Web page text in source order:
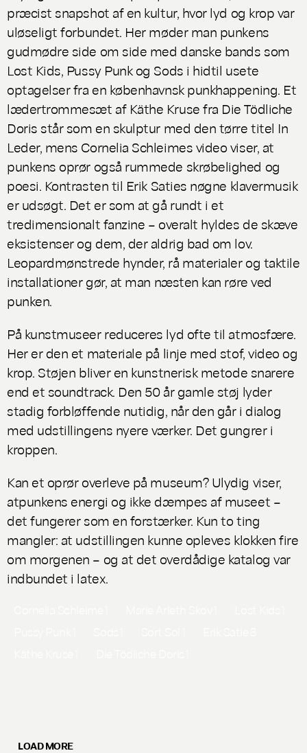
præcist snapshot af en kultur, hvor lyd og krop var
uløseligt forbundet. Her møder man punkens
gudmødre side om side med danske bands som
Lost Kids, Pussy Punk og Sods i hidtil usete
optagelser fra en københavnsk punkhappening. Et
lædertrommesæt af Käthe Kruse fra Die Tödliche
Doris står som en skulptur med den tørre titel In
Leder, mens Cornelia Schleimes video viser, at
punkens oprør også rummede skrøbelighed og
poesi. Kontrasten til Erik Saties nøgne klavermusik
er udsøgt. Det er som at gå rundt i et
tredimensionalt fanzine – overalt hyldes de skæve
eksistenser og dem, der aldrig bad om lov.
Leopardmønstrede hynder, rå materialer og taktile
installationer gør, at man næsten kan røre ved
punken.
På kunstmuseer reduceres lyd ofte til atmosfære.
Her er den et materiale på linje med stof, video og
krop. Støjen bliver en kunstnerisk metode snarere
end et soundtrack. Den 50 år gamle støj lyder
stadig forbløffende nutidig, når den går i dialog
med udstillingens nyere værker. Det gungrer i
kroppen.
Kan et oprør overleve på museum?Ulydig viser,
atpunkens energi og ikke dæmpes af museet –
det fungerer som en forstærker. Kun to ting
mangler: at udstillingen kunne opleves klokken fire
om morgenen – og at det overdådige katalog var
indbundet i latex.
LOAD MORE